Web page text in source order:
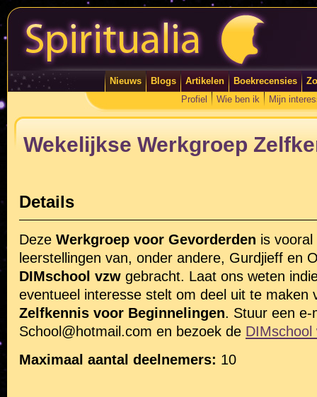
Nieuws Blogs Artikelen Boekrecensies
Profiel
Wie ben ik Mijn
Wekelijkse Werkgroep
Details
Deze Werkgroep voor Gevorderden is
leerstellingen van, onder andere, Gurdjieff en
DIMschool vzw gebracht. Laat ons weten
eventueel interesse stelt om deel uit te maken
Zelfkennis voor Beginnelingen. Stuur een
School@hotmail.com en bezoek de DIMschool
Maximaal aantal deelnemers: 10